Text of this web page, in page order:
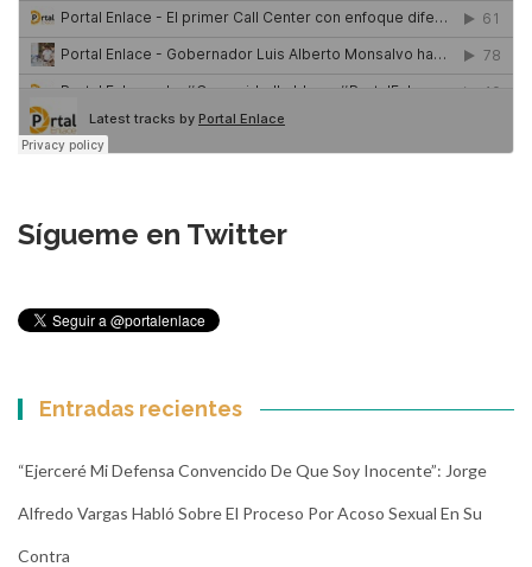
Sígueme en Twitter
Entradas recientes
“Ejerceré Mi Defensa Convencido De Que Soy Inocente”: Jorge
Alfredo Vargas Habló Sobre El Proceso Por Acoso Sexual En Su
Contra